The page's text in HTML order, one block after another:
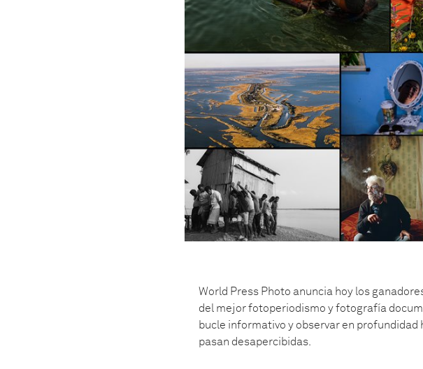
World Press Photo anuncia hoy los
del mejor fotoperiodismo y fotografía
bucle informativo y observar en
pasan desapercibidas.